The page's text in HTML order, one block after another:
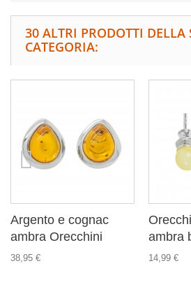
30 ALTRI PRODOTTI DELLA
CATEGORIA:
Argento e cognac
ambra Orecchini
38,95 €
ambra
14,99 €